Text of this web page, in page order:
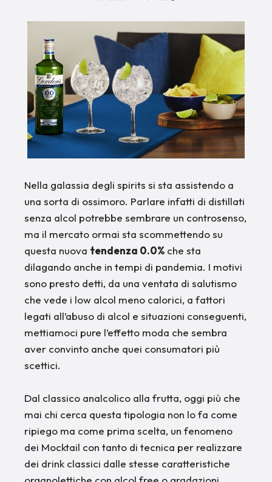
Nella galassia degli spirits si sta assistendo a
una sorta di ossimoro. Parlare infatti di distillati
senza alcol potrebbe sembrare un controsenso,
ma il mercato ormai sta scommettendo su
questa nuova tendenza 0.0% che sta
dilagando anche in tempi di pandemia. I motivi
sono presto detti, da una ventata di salutismo
che vede i low alcol meno calorici, a fattori
legati all’abuso di alcol e situazioni conseguenti,
mettiamoci pure l’effetto moda che sembra
aver convinto anche quei consumatori più
scettici.
Dal classico analcolico alla frutta, oggi più che
mai chi cerca questa tipologia non lo fa come
ripiego ma come prima scelta, un fenomeno
dei Mocktail con tanto di tecnica per realizzare
dei drink classici dalle stesse caratteristiche